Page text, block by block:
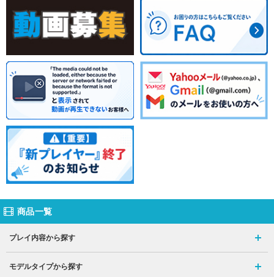
商品一覧
プレイ内容から探す
モデルタイプから探す